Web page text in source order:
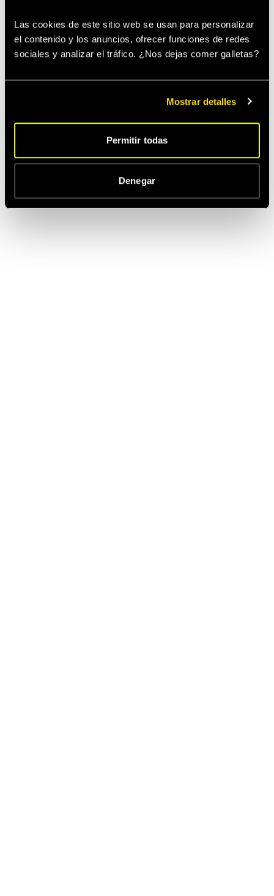
Las cookies de este sitio web se usan para personalizar
el contenido y los anuncios, ofrecer funciones de redes
Mostrar detalles
Permitir todas
Denegar